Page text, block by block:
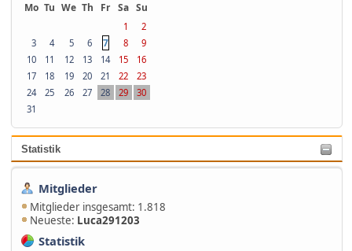
Mo Tu We Th Fr Sa Su
1
2
3
4 5 6 7 8
9
10
11 12 13 14 15
16
17
18 19 20 21 22
23
24
25 26 27 28 29
30
31
Statistik
Mitglieder
Mitglieder insgesamt: 1.818
Neueste: Luca291203
Statistik